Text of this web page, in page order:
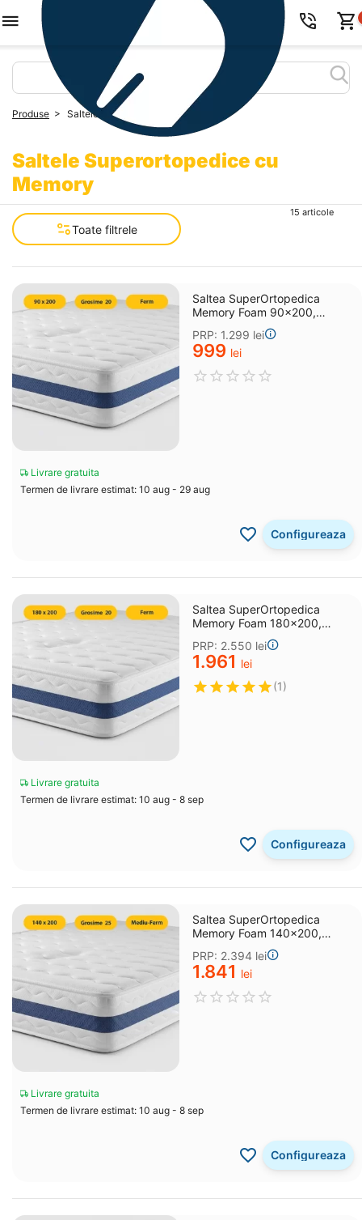
Produse > Saltele Superortopedice cu Memory
Saltele Superortopedice cu
Memory
Toate filtrele
15 articole
Saltea SuperOrtopedica
Memory Foam 90x200,
grosime 20 cm
PRP: 1.299 lei
‍999‍ lei
Livrare gratuita
Termen de livrare estimat: 10 aug - 29 aug
Configureaza
Saltea SuperOrtopedica
Memory Foam 180x200,
grosime 20 cm
PRP: 2.550 lei
1.961 lei
(1)
Livrare gratuita
Termen de livrare estimat: 10 aug - 8 sep
Configureaza
Saltea SuperOrtopedica
Memory Foam 140x200,
grosime 25 cm
PRP: 2.394 lei
1.841 lei
Livrare gratuita
Termen de livrare estimat: 10 aug - 8 sep
Configureaza